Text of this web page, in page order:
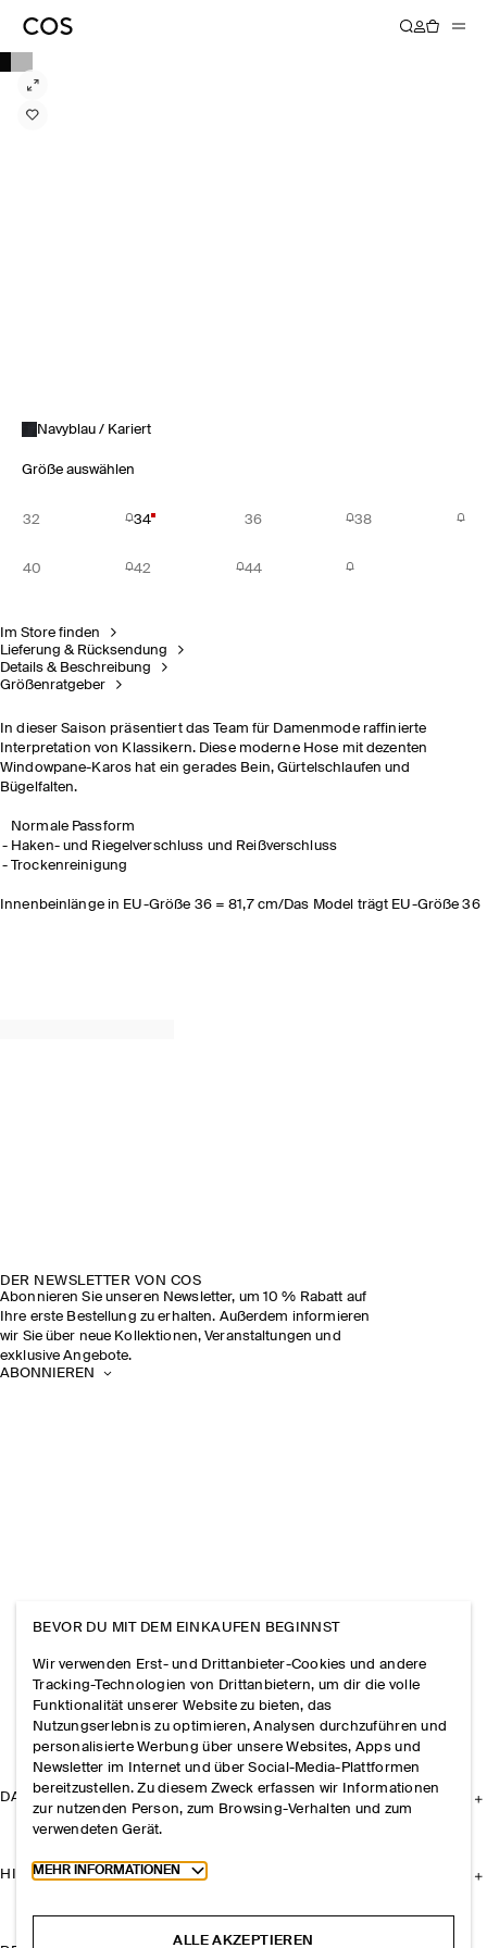
Navyblau / Kariert
Größe auswählen
32 34 36 38
40 42 44
Im Store finden
Lieferung & Rücksendung
Details & Beschreibung
Größenratgeber
In dieser Saison präsentiert das Team für Damenmode raffinierte
Interpretation von Klassikern. Diese moderne Hose mit dezenten
Windowpane-Karos hat ein gerades Bein, Gürtelschlaufen und
Bügelfalten.
Normale Passform
Haken- und Riegelverschluss und Reißverschluss
Trockenreinigung
Innenbeinlänge in EU-Größe 36 = 81,7 cm/Das Model trägt EU-Größe 36
DER NEWSLETTER VON COS
Abonnieren Sie unseren Newsletter, um 10 % Rabatt auf
Ihre erste Bestellung zu erhalten. Außerdem informieren
wir Sie über neue Kollektionen, Veranstaltungen und
exklusive Angebote.
ABONNIEREN
DAS UNTERNEHMEN
HILFE
BEVOR DU MIT DEM EINKAUFEN BEGINNST
Wir verwenden Erst- und Drittanbieter-Cookies und andere
Tracking-Technologien von Drittanbietern, um dir die volle
Funktionalität unserer Website zu bieten, das
Nutzungserlebnis zu optimieren, Analysen durchzuführen und
personalisierte Werbung über unsere Websites, Apps und
Newsletter im Internet und über Social-Media-Plattformen
bereitzustellen. Zu diesem Zweck erfassen wir Informationen
zur nutzenden Person, zum Browsing-Verhalten und zum
verwendeten Gerät.
Toggle more cookie information
MEHR INFORMATIONEN
ALLE AKZEPTIEREN